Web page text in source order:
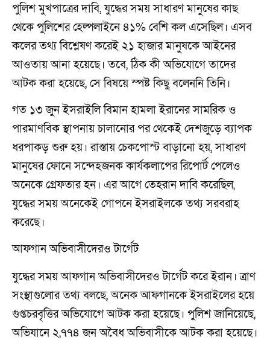
পুলিশ মুখপাত্রের দাবি, যুদ্ধের সময় সাধারণ মানুষের কাছ
থেকে পুলিশের হেল্পলাইনে ৪১% বেশি কল এসেছিল। এসব
কলের তথ্য বিশ্লেষণ করেই ২১ হাজার মানুষকে আইনের
আওতায় আনা হয়েছে। তবে, ঠিক কী অভিযোগে তাদের
আটক করা হয়েছে, সে বিষয়ে স্পষ্ট কিছু বলেননি তিনি।
গত ১৩ জুন ইসরাইলি বিমান হামলা ইরানের সামরিক ও
পারমাণবিক স্থাপনায় চালানোর পর থেকেই দেশজুড়ে ব্যাপক
ধরপাকড় শুরু হয়। রাস্তায় চেকপোস্ট বাড়ানো হয়, সাধারণ
মানুষের ফোনে সন্দেহজনক কার্যকলাপের রিপোর্ট পেলেও
অনেকে গ্রেফতার হন। এর আগে তেহরান দাবি করেছিল,
যুদ্ধের সময় অনেকেই গোপনে ইসরাইলকে তথ্য সরবরাহ
করেছে।
আফগান অভিবাসীদেরও টার্গেট
যুদ্ধের সময় আফগান অভিবাসীদেরও টার্গেট করে ইরান। ত্রাণ
সংস্থাগুলোর তথ্য বলছে, অনেক আফগানকে ইসরাইলের হয়ে
গুপ্তচরবৃত্তির অভিযোগে আটক করা হয়েছে। পুলিশ জানিয়েছে,
অভিযানে ২,৭৭৪ জন অবৈধ অভিবাসীকে আটক করা হয়েছে।